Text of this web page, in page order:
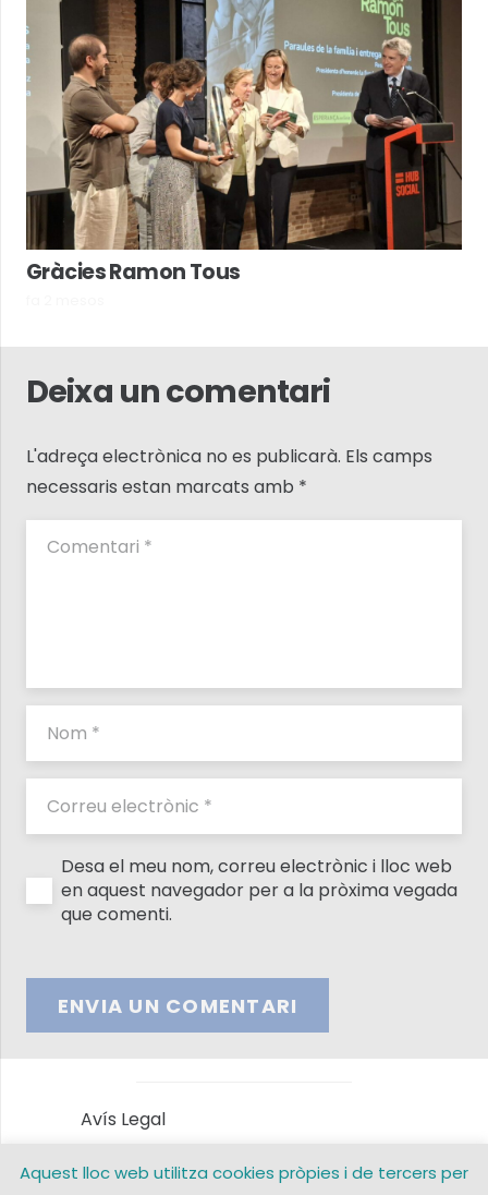
Gràcies Ramon Tous
Deixa un comentari
L'adreça electrònica no es publicarà. Els camps
necessaris estan marcats amb *
Desa el meu nom, correu electrònic i lloc web
en aquest navegador per a la pròxima vegada
que comenti.
ENVIA UN COMENTARI
Avís Legal
Política de privacitat
Aquest lloc web utilitza cookies pròpies i de tercers per